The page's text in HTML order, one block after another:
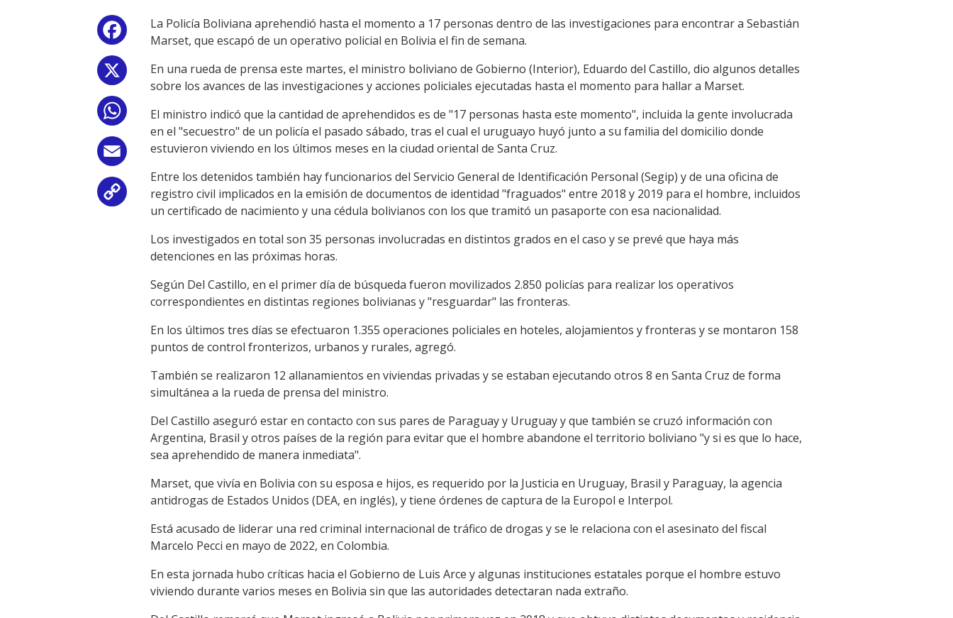
Facebook
WhatsApp
Email
Copy
La Policía Boliviana aprehendió hasta el momento a 17 personas dentro de las investigaciones para encontrar a Sebastián
Marset, que escapó de un operativo policial en Bolivia el fin de semana.
En una rueda de prensa este martes, el ministro boliviano de Gobierno (Interior), Eduardo del Castillo, dio algunos detalles
sobre los avances de las investigaciones y acciones policiales ejecutadas hasta el momento para hallar a Marset.
El ministro indicó que la cantidad de aprehendidos es de "17 personas hasta este momento", incluida la gente involucrada
en el "secuestro" de un policía el pasado sábado, tras el cual el uruguayo huyó junto a su familia del domicilio donde
estuvieron viviendo en los últimos meses en la ciudad oriental de Santa Cruz.
Entre los detenidos también hay funcionarios del Servicio General de Identificación Personal (Segip) y de una oficina de
registro civil implicados en la emisión de documentos de identidad "fraguados" entre 2018 y 2019 para el hombre, incluidos
un certificado de nacimiento y una cédula bolivianos con los que tramitó un pasaporte con esa nacionalidad.
Los investigados en total son 35 personas involucradas en distintos grados en el caso y se prevé que haya más
detenciones en las próximas horas.
Según Del Castillo, en el primer día de búsqueda fueron movilizados 2.850 policías para realizar los operativos
correspondientes en distintas regiones bolivianas y "resguardar" las fronteras.
En los últimos tres días se efectuaron 1.355 operaciones policiales en hoteles, alojamientos y fronteras y se montaron 158
puntos de control fronterizos, urbanos y rurales, agregó.
También se realizaron 12 allanamientos en viviendas privadas y se estaban ejecutando otros 8 en Santa Cruz de forma
simultánea a la rueda de prensa del ministro.
Del Castillo aseguró estar en contacto con sus pares de Paraguay y Uruguay y que también se cruzó información con
Argentina, Brasil y otros países de la región para evitar que el hombre abandone el territorio boliviano "y si es que lo hace,
sea aprehendido de manera inmediata".
Marset, que vivía en Bolivia con su esposa e hijos, es requerido por la Justicia en Uruguay, Brasil y Paraguay, la agencia
antidrogas de Estados Unidos (DEA, en inglés), y tiene órdenes de captura de la Europol e Interpol.
Está acusado de liderar una red criminal internacional de tráfico de drogas y se le relaciona con el asesinato del fiscal
Marcelo Pecci en mayo de 2022, en Colombia.
En esta jornada hubo críticas hacia el Gobierno de Luis Arce y algunas instituciones estatales porque el hombre estuvo
viviendo durante varios meses en Bolivia sin que las autoridades detectaran nada extraño.